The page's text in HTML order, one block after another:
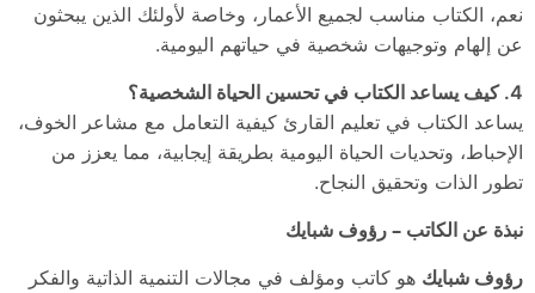
نعم، الكتاب مناسب لجميع الأعمار، وخاصة لأولئك الذين يبحثون
عن إلهام وتوجيهات شخصية في حياتهم اليومية.
4. كيف يساعد الكتاب في تحسين الحياة الشخصية؟
يساعد الكتاب في تعليم القارئ كيفية التعامل مع مشاعر الخوف،
الإحباط، وتحديات الحياة اليومية بطريقة إيجابية، مما يعزز من
تطور الذات وتحقيق النجاح.
نبذة عن الكاتب – رؤوف شبايك
رؤوف شبايك هو كاتب ومؤلف في مجالات التنمية الذاتية والفكر